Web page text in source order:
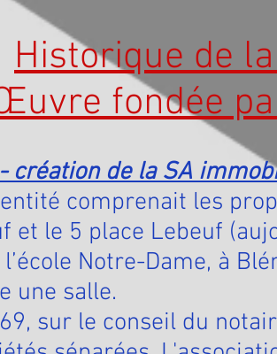
Historique de
fondée
création de la SA
comprenait les
et le 5 place Lebeuf
l’école Notre-Dame, à
une salle.
sur le conseil du